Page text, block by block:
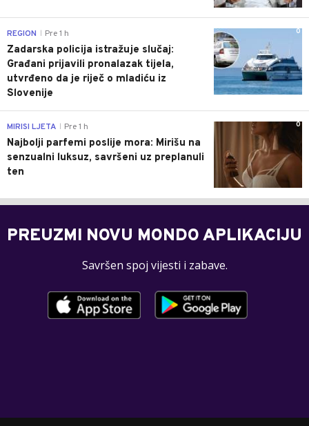
0
REGION Pre 1 h
Zadarska policija istražuje slučaj:
Građani prijavili pronalazak tijela,
utvrđeno da je riječ o mladiću iz
Slovenije
0
MIRISI LJETA Pre 1 h
Najbolji parfemi poslije mora: Mirišu na
senzualni luksuz, savršeni uz preplanuli
ten
PREUZMI NOVU MONDO APLIKACIJU
Savršen spoj vijesti i zabave.